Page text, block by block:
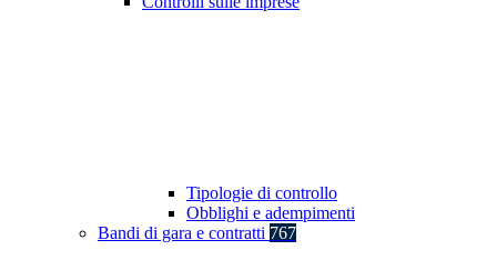
Tipologie di controllo
Obblighi e adempimenti
Bandi di gara e contratti 767